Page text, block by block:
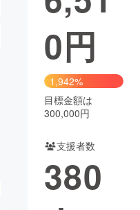
CAMPFIRE Creation
コミュニティ
0円
1,942%
目標金額は
300,000円
支援者数
380